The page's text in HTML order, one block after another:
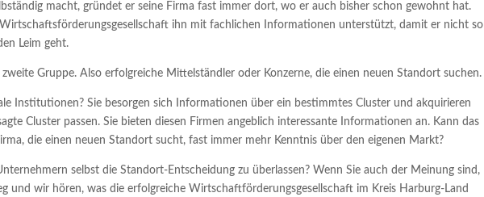
macht, gründet er seine Firma fast immer dort, wo er auch bisher schon gewohnt hat.
ihn mit fachlichen Informationen unterstützt, damit er nicht so
Leim geht.
zweite Gruppe. Also erfolgreiche Mittelständler oder Konzerne, die einen neuen Standort suchen.
Institutionen? Sie besorgen sich Informationen über ein bestimmtes Cluster und akquirieren
Cluster passen. Sie bieten diesen Firmen angeblich interessante Informationen an. Kann das
die einen neuen Standort sucht, fast immer mehr Kenntnis über den eigenen Markt?
selbst die Standort-Entscheidung zu überlassen? Wenn Sie auch der Meinung sind,
und wir hören, was die erfolgreiche Wirtschaftförderungsgesellschaft im Kreis Harburg-Land